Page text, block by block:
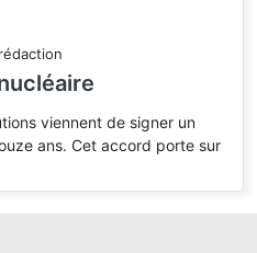
viennent de signer un
ans. Cet accord porte sur